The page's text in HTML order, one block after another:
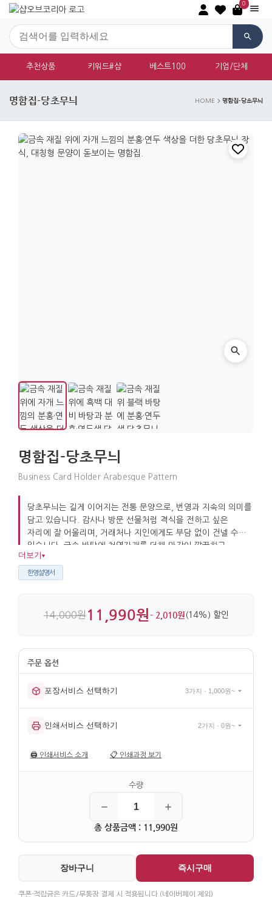
0
추천상품 키워드#샵 베스트100 기업/단체
명함집-당초무늬 HOME 명함집-당초무늬
명함집-당초무늬
Business Card Holder Arabesque Pattern
당초무늬는 길게 이어지는 전통 문양으로, 번영과 지속의 의미를
담고 있습니다. 감사나 방문 선물처럼 격식을 전하고 싶은
자리에 잘 어울리며, 거래처나 지인에게도 부담 없이 건넬 수
있습니다. 금속 바탕에 천연자개를 더해 마감이 깔끔하고,
가볍게 휴대하기 좋습니다.
더보기 ▾
한영설명서
14,000원11,990원- 2,010원 (14%) 할인
포장서비스 선택하기 3가지 · 1,000원~
인쇄서비스 선택하기 2가지 · 0원~
🖨️ 인쇄서비스 소개 📋 인쇄과정 보기
총 상품금액 : 11,990원
장바구니 즉시구매
쿠폰·적립금은 카드/무통장 결제 시 적용됩니다 (네이버페이 제외)